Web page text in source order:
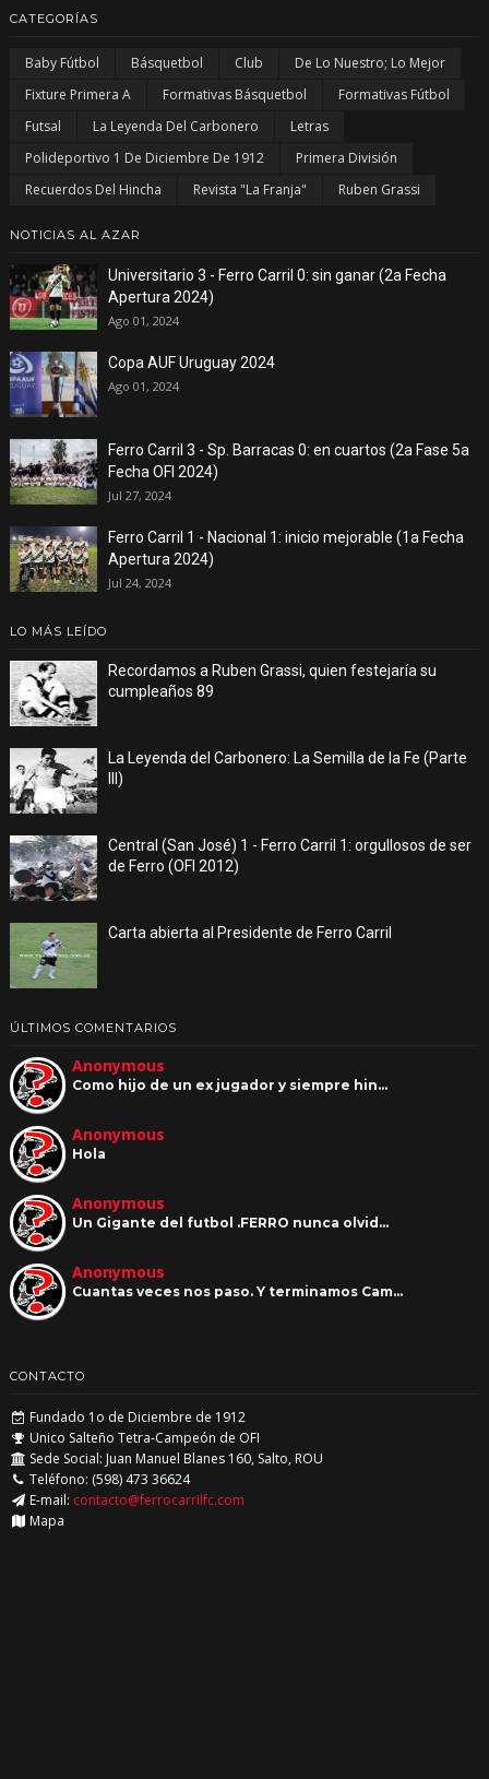
CATEGORÍAS
Baby Fútbol Básquetbol Club
De Lo Nuestro; Lo Mejor
Fixture Primera A
Formativas Básquetbol
Formativas Fútbol
Futsal
La Leyenda Del Carbonero
Letras
Polideportivo 1 De Diciembre De 1912
Primera División
Recuerdos Del Hincha
Revista "La Franja" Ruben Grassi
NOTICIAS AL AZAR
Universitario 3 - Ferro Carril 0: sin ganar (2a Fecha
Apertura 2024)
Ago 01, 2024
Copa AUF Uruguay 2024
Ago 01, 2024
Ferro Carril 3 - Sp. Barracas 0: en cuartos (2a Fase 5a
Fecha OFI 2024)
Jul 27, 2024
Ferro Carril 1 - Nacional 1: inicio mejorable (1a Fecha
Apertura 2024)
Jul 24, 2024
LO MÁS LEÍDO
Recordamos a Ruben Grassi, quien festejaría su
cumpleaños 89
La Leyenda del Carbonero: La Semilla de la Fe (Parte
III)
Central (San José) 1 - Ferro Carril 1: orgullosos de ser
de Ferro (OFI 2012)
Carta abierta al Presidente de Ferro Carril
ÚLTIMOS COMENTARIOS
Anonymous
Como hijo de un ex jugador y siempre hin…
Anonymous
Hola
Anonymous
Un Gigante del futbol .FERRO nunca olvid…
Anonymous
Cuantas veces nos paso. Y terminamos Cam…
CONTACTO
Fundado 1o de Diciembre de 1912
Unico Salteño Tetra-Campeón de OFI
Sede Social: Juan Manuel Blanes 160, Salto, ROU
Teléfono: (598) 473 36624
E-mail: contacto@ferrocarrilfc.com
Mapa